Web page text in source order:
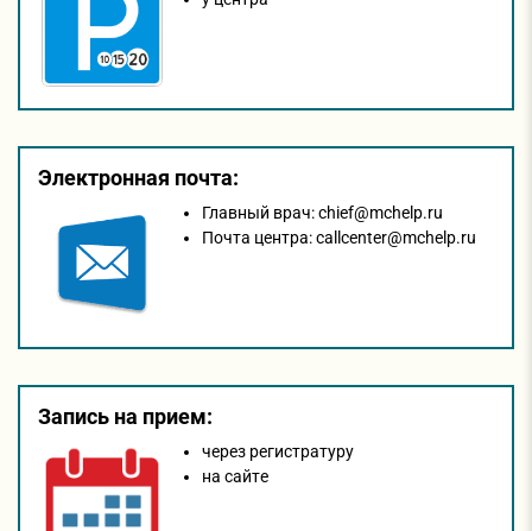
Электронная почта:
Главный врач:chief@mchelp.ru
Почта центра:callcenter@mchelp.ru
Запись на прием:
через регистратуру
на сайтe